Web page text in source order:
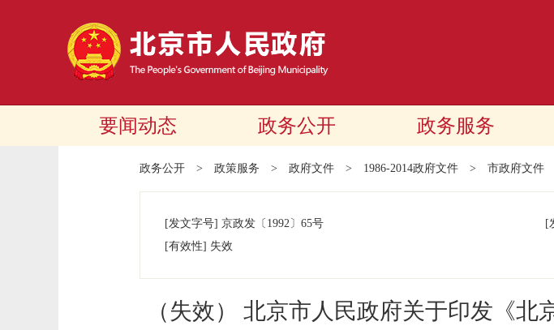
要闻动态 政务公开 政务服务
政务公开 > 政策服务 > 政府文件 > 1986-2014政府文件 > 市政府文件
[发文字号] 京政发 〔1992〕 65号 [
[有效性] 失效
（失效） 北京市人民政府关于印发《